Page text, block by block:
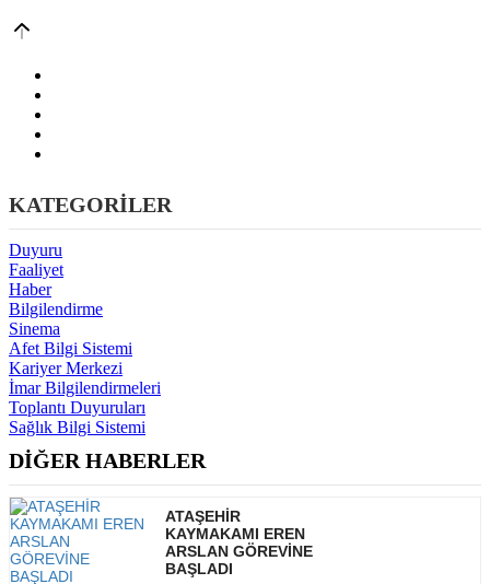
KATEGORİLER
Duyuru
Faaliyet
Haber
Bilgilendirme
Sinema
Afet Bilgi Sistemi
Kariyer Merkezi
İmar Bilgilendirmeleri
Toplantı Duyuruları
Sağlık Bilgi Sistemi
DİĞER HABERLER
ATAŞEHİR
KAYMAKAMI EREN
ARSLAN GÖREVİNE
BAŞLADI